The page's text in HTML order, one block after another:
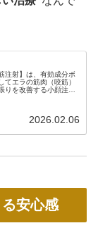
注射】は、有効成分ボ
エラの筋肉（咬筋）
りを改善する小顔注射
2026.02.06
安心感